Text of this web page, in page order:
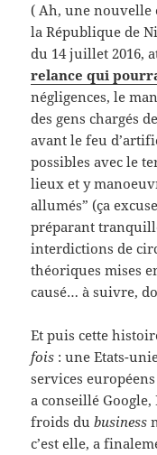
( Ah, une nouvelle
la République de
du 14 juillet 2016,
relance qui
négligences, le
des gens chargés
avant le feu
possibles avec le
lieux et y
allumés” (ça
préparant
interdictions de
théoriques mises
causé… à suivre,
Et puis cette
fois : une Etats-
services
a conseillé
froids dubusiness
c’est elle, a